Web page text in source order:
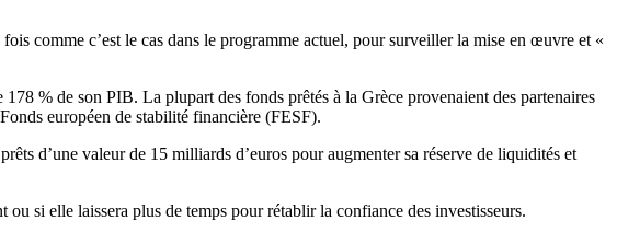
comme c’est le cas dans le programme actuel, pour surveiller la mise en œuvre et «
% de son PIB. La plupart des fonds prêtés à la Grèce provenaient des partenaires
européen de stabilité financière (FESF).
d’une valeur de 15 milliards d’euros pour augmenter sa réserve de liquidités et
si elle laissera plus de temps pour rétablir la confiance des investisseurs.